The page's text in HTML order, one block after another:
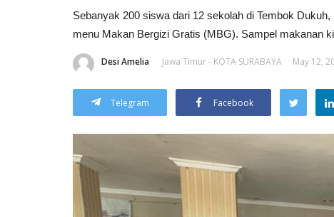
Sebanyak 200 siswa dari 12 sekolah di Tembok
menu Makan Bergizi Gratis (MBG). Sampel makanan
Desi Amelia Jawa Timur - KOTA SURABAYA May 12,
Telegram Facebook